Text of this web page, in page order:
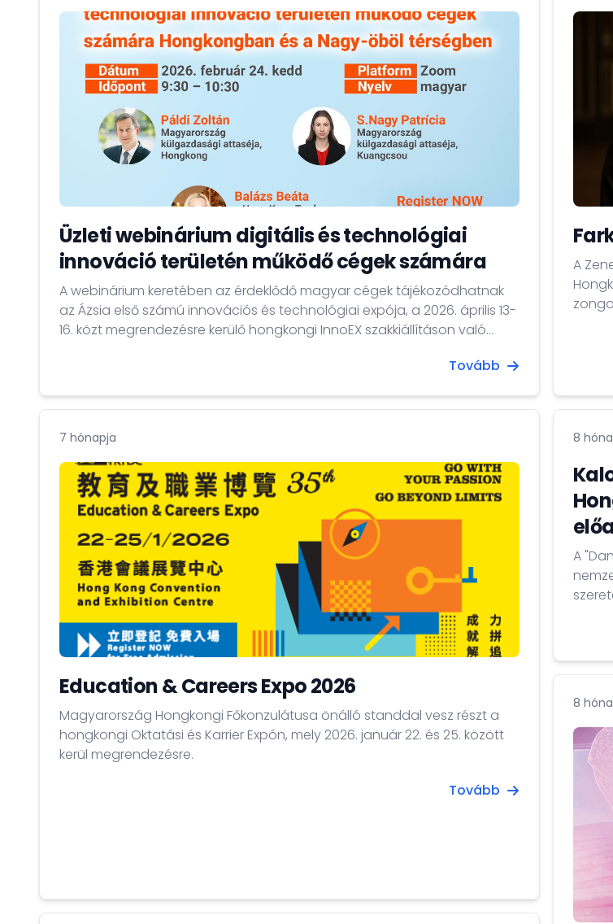
Üzleti webinárium digitális és technológiai
innováció területén működő cégek számára
A webinárium keretében az érdeklődő magyar cégek tájékozódhatnak
az Ázsia első számú innovációs és technológiai expója, a 2026. április 13-
16. közt megrendezésre kerülő hongkongi InnoEX szakkiállításon való
Tovább
A
7 hónapja
Education & Careers Expo 2026
Magyarország Hongkongi Főkonzulátusa önálló standdal vesz részt a
hongkongi Oktatási és Karrier Expón, mely 2026. január 22. és 25. között
kerül megrendezésre.
Tovább
8
A
8